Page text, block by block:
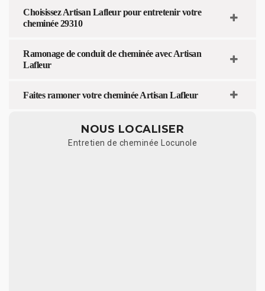
Choisissez Artisan Lafleur pour entretenir votre
cheminée 29310
Ramonage de conduit de cheminée avec Artisan
Lafleur
Faites ramoner votre cheminée Artisan Lafleur
NOUS LOCALISER
Entretien de cheminée Locunole